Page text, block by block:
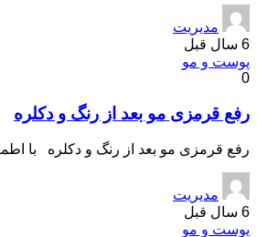
مدیریت
6 سال قبل
پوست و مو
0
رفع قرمزی مو بعد از رنگ و دکلره
رفع قرمزی مو بعد از رنگ و دکلره با
مدیریت
6 سال قبل
پوست و مو